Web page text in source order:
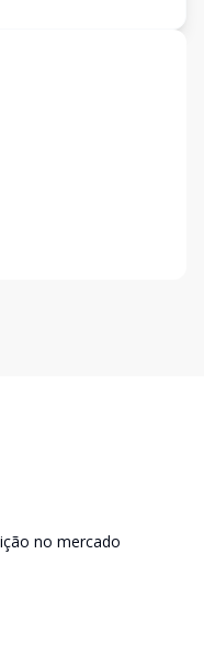
no mercado